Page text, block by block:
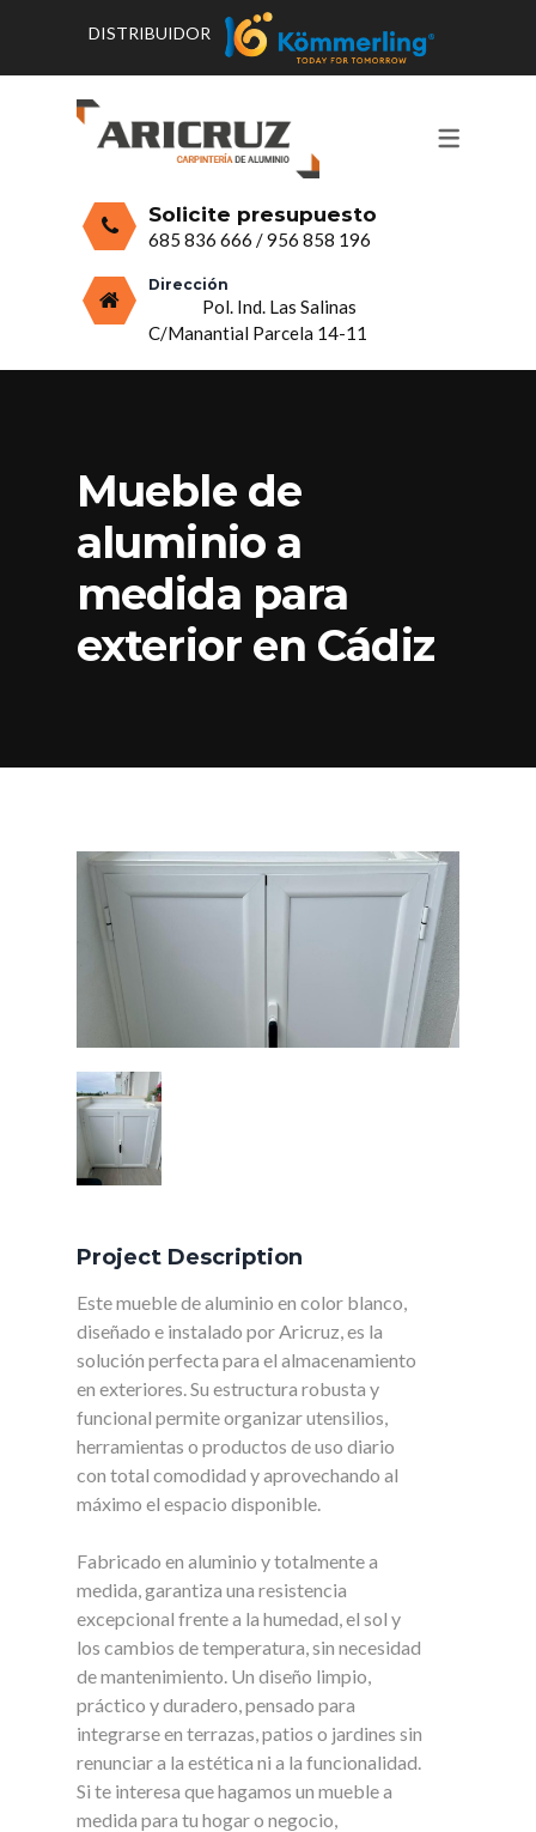
PRODUCTOS
PUERTAS, VENTANAS Y
CERRAMIENTOS, PORCHES Y TECHOS
ALUMINIO
CONTACTO Y HORARIOS
PRESUPUESTO
DISTRIBUIDOR
Solicite presupuesto
685 836 666 /956 858 196
Dirección
Pol. Ind. Las Salinas
C/Manantial Parcela 14-11
Mueble de
aluminio a
medida para
exterior en Cádiz
Project Description
Este mueble de aluminio en color blanco,
diseñado e instalado por Aricruz, es la
solución perfecta para el almacenamiento
en exteriores. Su estructura robusta y
funcional permite organizar utensilios,
herramientas o productos de uso diario
con total comodidad y aprovechando al
máximo el espacio disponible.
Fabricado en aluminio y totalmente a
medida, garantiza una resistencia
excepcional frente a la humedad, el sol y
los cambios de temperatura, sin necesidad
de mantenimiento. Un diseño limpio,
práctico y duradero, pensado para
integrarse en terrazas, patios o jardines sin
renunciar a la estética ni a la funcionalidad.
Si te interesa que hagamos un mueble a
medida para tu hogar o negocio,